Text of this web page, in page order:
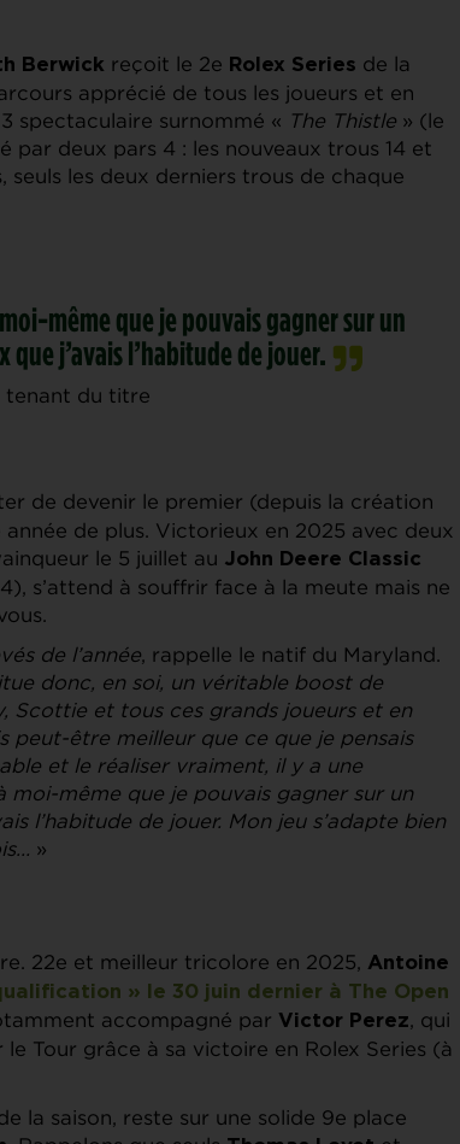
Berwick reçoit le 2e Rolex Series de la
apprécié de tous les joueurs et en
spectaculaire surnommé « The Thistle » (le
par deux pars 4 : les nouveaux trous 14 et
seuls les deux derniers trous de chaque
même que je pouvais gagner sur un
j’avais l’habitude de jouer.
tenant du titre
de devenir le premier (depuis la création
de plus. Victorieux en 2025 avec deux
le 5 juillet au John Deere Classic
s’attend à souffrir face à la meute mais ne
de l’année, rappelle le natif du Maryland.
donc, en soi, un véritable boost de
Scottie et tous ces grands joueurs et en
peut-être meilleur que ce que je pensais
et le réaliser vraiment, il y a une
moi-même que je pouvais gagner sur un
l’habitude de jouer. Mon jeu s’adapte bien
»
22e et meilleur tricolore en 2025, Antoine
» le 30 juin dernier à The Open
accompagné par Victor Perez, qui
Tour grâce à sa victoire en Rolex Series (à
la saison, reste sur une solide 9e place